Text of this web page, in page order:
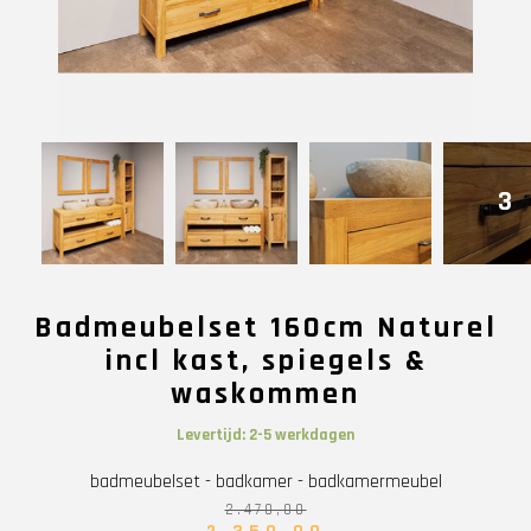
3
Badmeubelset 160cm Naturel
incl kast, spiegels &
waskommen
Levertijd: 2-5 werkdagen
badmeubelset - badkamer - badkamermeubel
2.470,00